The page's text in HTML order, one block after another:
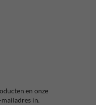
en onze
in.